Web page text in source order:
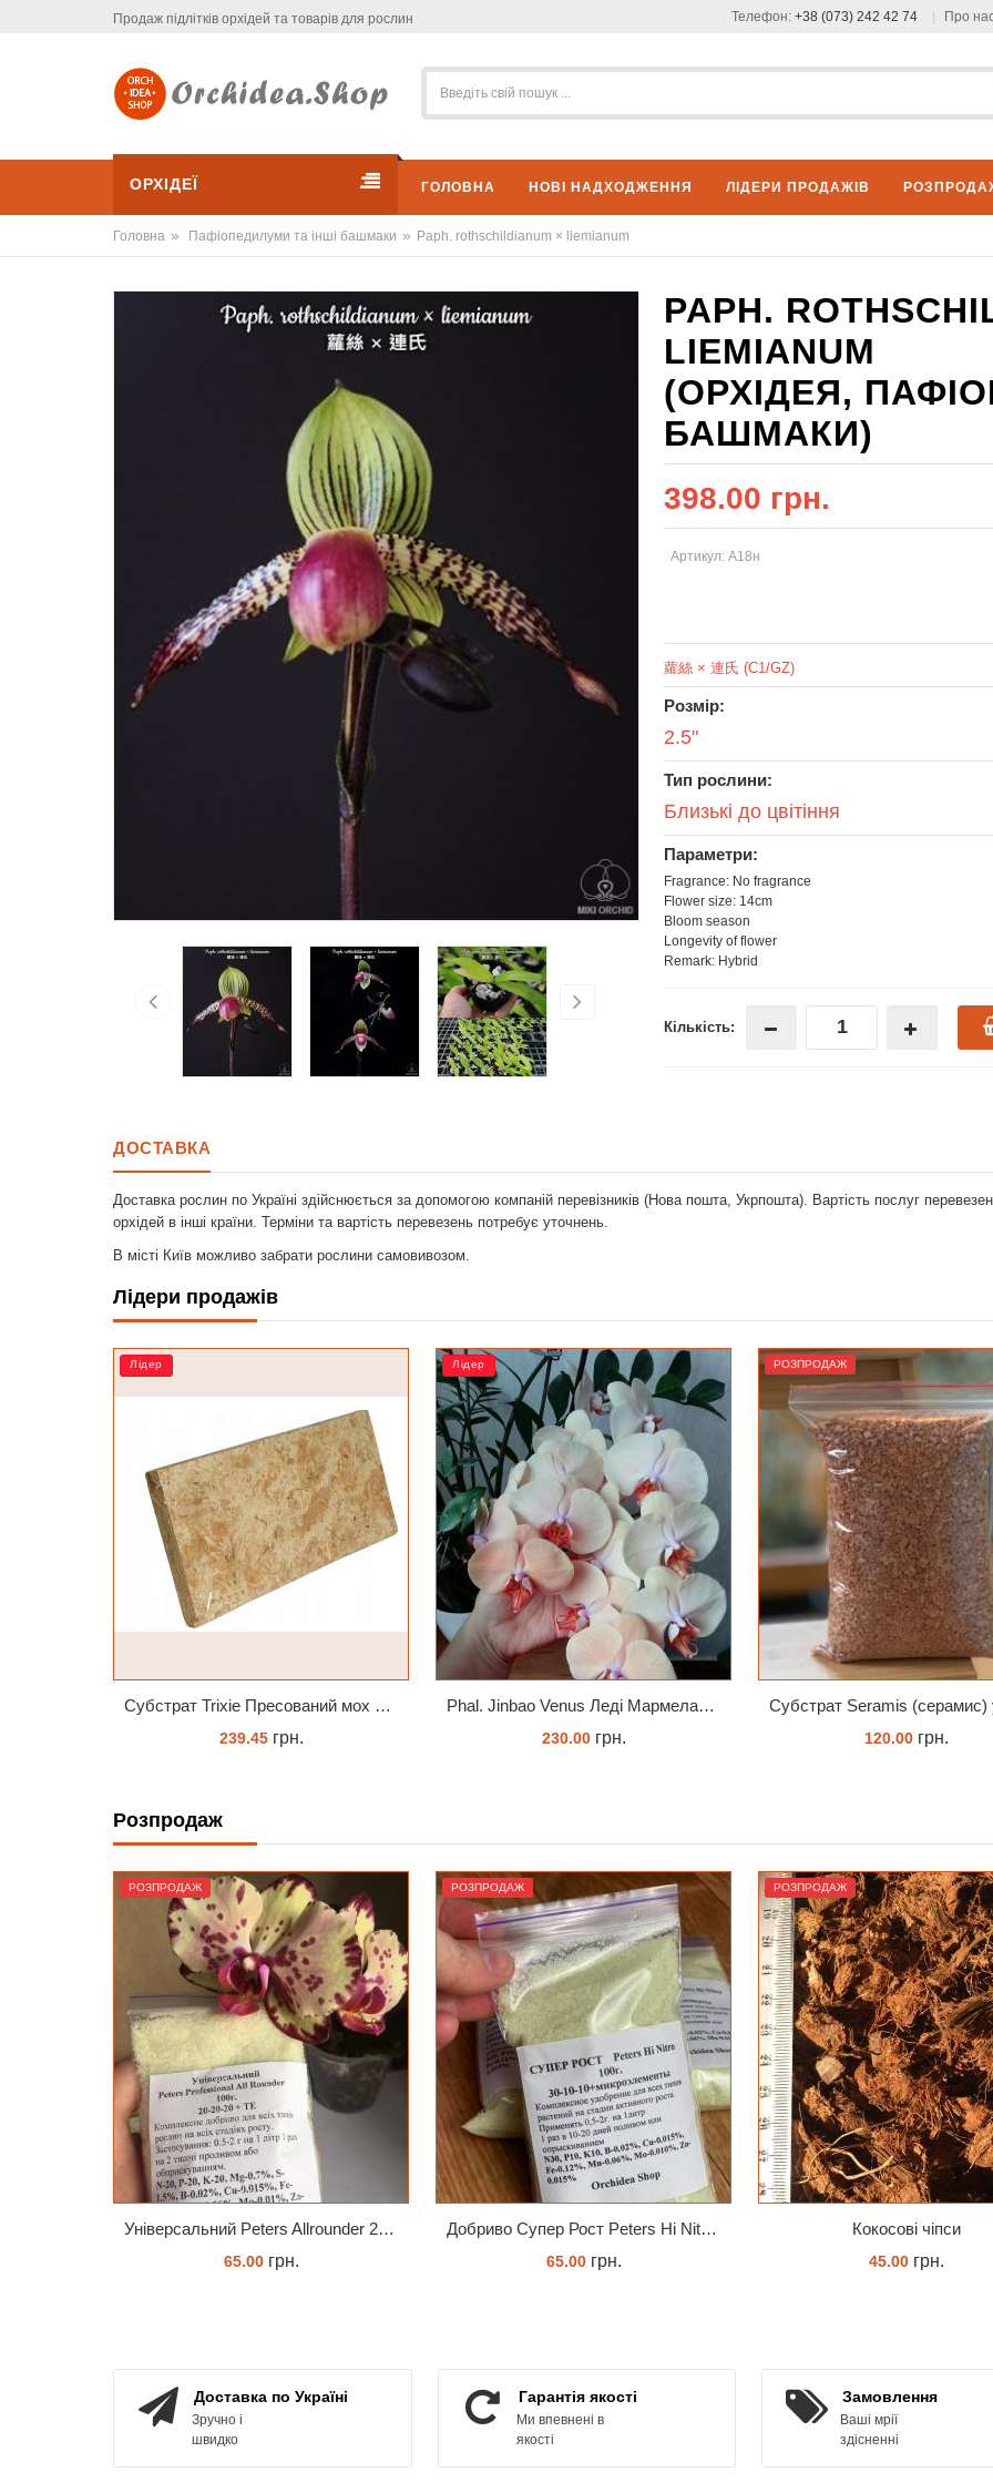
Продаж підлітків орхідей та товарів для рослин Телефон: +38 (073) 242 42 74 Про
ОРХІДЕЇ ГОЛОВНА НОВІ НАДХОДЖЕННЯ ЛІДЕРИ ПРОДАЖІВ
Головна » Пафіопедилуми та інші башмаки » Paph. rothschildianum × liemianum
PAPH.
LIEMIANUM
(ОРХІДЕЯ,
БАШМАКИ)
398.00 грн.
Артикул: А18н
蘿絲 × 連氏 (C1/GZ)
Розмір:
2.5"
Тип рослини:
Близькі до цвітіння
Параметри:
Fragrance: No fragrance
Flower size: 14cm
Bloom season
Longevity of flower
Remark: Hybrid
Кількість:
ДОСТАВКА
Доставка рослин по Україні здійснюється за допомогою компаній перевізників (Нова пошта, Укрпошта). Вартість послуг
орхідей в інші країни. Терміни та вартість перевезень потребує уточнень.
В місті Київ можливо забрати рослини самовивозом.
Лідери продажів
Лідер
Phal. Jinbao Venus Леді Мармелад 1.7 (торфстакан)
230.00 грн.
РОЗПРОДАЖ
Субстрат Seramis (серамис) універсальний - гранульована глина стандартного разміра для всіх рослин 1 л
120.00 грн.
РОЗПРОДАЖ
675.14 грн.
Розпродаж
РОЗПРОДАЖ
Універсальний Peters Allrounder 20-20-20+ТЕ
65.00грн.
РОЗПРОДАЖ
Добриво Супер Рост Peters Hi Nitro 30-10-10 + мікроелементи
65.00грн.
РОЗПРОДАЖ
Кокосові чіпси
45.00грн.
Доставка по Україні
Зручно і
швидко
Гарантія якості
Ми впевнені в
якості
Замовлення
Ваші мрії
здісненні